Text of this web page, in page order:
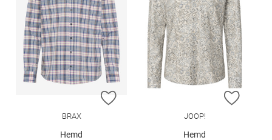
ZUR WUNSCHLISTE HINZUFÜGEN
BRAX
Hemd
ZUR
JOOP!
Hemd